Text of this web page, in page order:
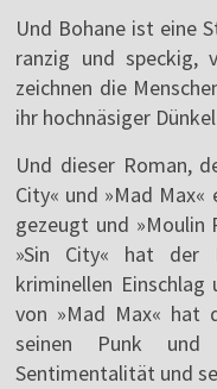
Und Bohane ist eine
ranzig und speckig,
zeichnen die
ihr hochnäsiger
Und dieser Roman,
City« und »Mad
gezeugt und »Moulin
»Sin City« hat der
kriminellen
von »Mad Max« hat
seinen Punk und
Sentimentalität und